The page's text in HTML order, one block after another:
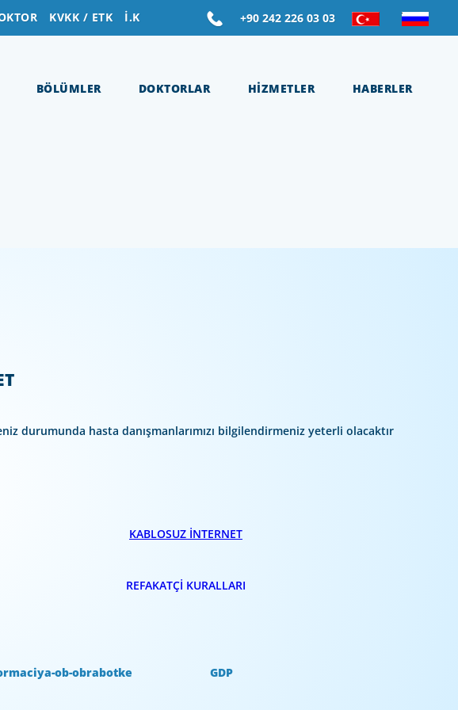
KVKK / ETK İ.K +90 242 226 03 03
BÖLÜMLER DOKTORLAR HİZMETLER HABERLER
durumunda hasta danışmanlarımızı bilgilendirmeniz yeterli olacaktır
KABLOSUZ İNTERNET
REFAKATÇİ KURALLARI
ob-obrabotke GDP